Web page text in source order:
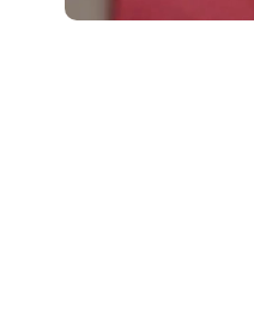
Hit enter to search or